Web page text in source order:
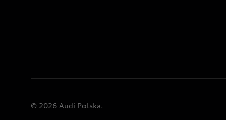
© 2026 Audi Polska.